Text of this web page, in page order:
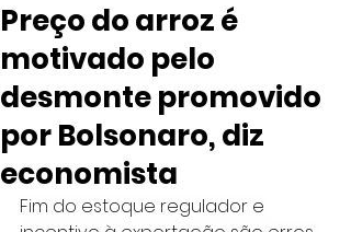
Preço do arroz é
motivado pelo
desmonte promovido
por Bolsonaro, diz
economista
Fim do estoque regulador e